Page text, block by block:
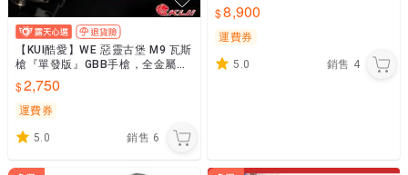
【KUI酷愛】WE 惡靈古堡 M9 瓦斯
槍『單發版』GBB手槍，全金屬BB
槍，Biohazard、生化危機~1246
22,750
運費券
5.0 銷售 6
長槍（仿真可動槍機、後座力、會
後定）54334
8,900
運費券
5.0 銷售 4